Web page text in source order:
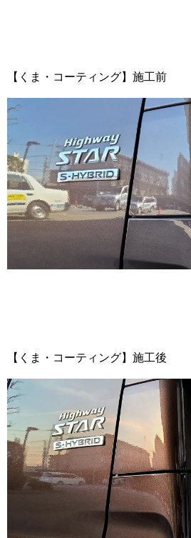
【くま・コーティング】施工前
【くま・コーティング】施工後